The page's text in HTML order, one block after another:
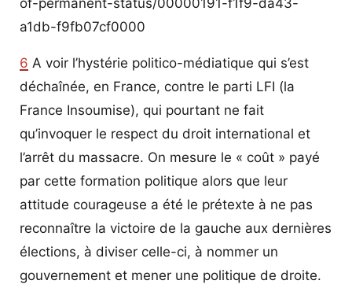
a1db-f9fb07cf0000
6 A voir l’hystérie politico-médiatique qui s’est
déchaînée, en France, contre le parti LFI (la
France Insoumise), qui pourtant ne fait
qu’invoquer le respect du droit international et
l’arrêt du massacre. On mesure le « coût » payé
par cette formation politique alors que leur
attitude courageuse a été le prétexte à ne pas
reconnaître la victoire de la gauche aux dernières
élections, à diviser celle-ci, à nommer un
gouvernement et mener une politique de droite.